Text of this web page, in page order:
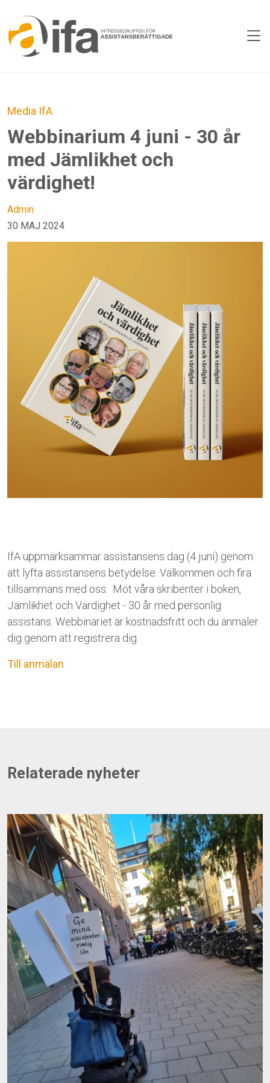
Skip to main content
Media IfA
Webbinarium 4 juni - 30 år
med Jämlikhet och
värdighet!
Admin
30 MAJ 2024
IfA uppmärksammar assistansens dag (4 juni) genom
att lyfta assistansens betydelse. Välkommen och fira
tillsammans med oss. Möt våra skribenter i boken,
Jämlikhet och Värdighet - 30 år med personlig
assistans. Webbinariet är kostnadsfritt och du anmäler
dig genom att registrera dig.
Till anmälan
Relaterade nyheter